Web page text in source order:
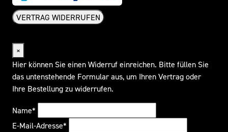
VERTRAG WIDERRUFEN
×
Hier können Sie einen Widerruf einreichen. Bitte füllen Sie
das untenstehende Formular aus, um Ihren Vertrag oder
Ihre Bestellung zu widerrufen.
Name*
E-Mail-Adresse*